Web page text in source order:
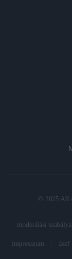
© 2025 All
moderálási
impresszum ászf